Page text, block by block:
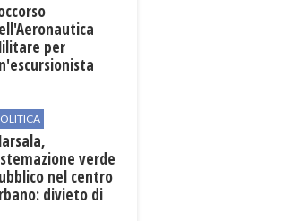
per
verde
nel centro
divieto di